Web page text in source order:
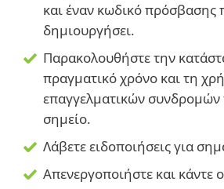
και έναν κωδικό πρόσβασης
δημιουργήσει.
Παρακολουθήστε την
πραγματικό χρόνο και τη
επαγγελματικών συνδρομών
σημείο.
Λάβετε ειδοποιήσεις για
Απενεργοποιήστε και κάντε